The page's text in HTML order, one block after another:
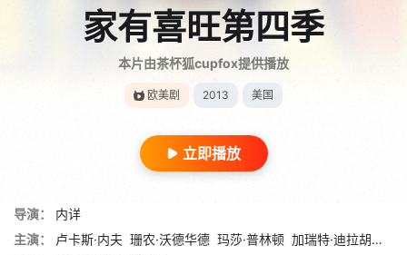
家有喜旺第四季
本片由茶杯狐cupfox提供播放
欧美剧 2013 美国
立即播放
导演：
内详
主演：
卢卡斯·内夫 珊农·沃德华德 玛莎·普林顿 加瑞特·迪拉胡特